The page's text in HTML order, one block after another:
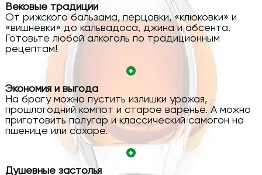
Вековые традиции
От рижского бальзама, перцовки, «клюковки» и
«вишневки» до кальвадоса, джина и абсента.
Готовьте любой алкоголь по традиционным
рецептам!
Экономия и выгода
На брагу можно пустить излишки урожая,
прошлогодний компот и старое варенье. А можно
приготовить полугар и классический самогон на
пшенице или сахаре.
Душевные застолья